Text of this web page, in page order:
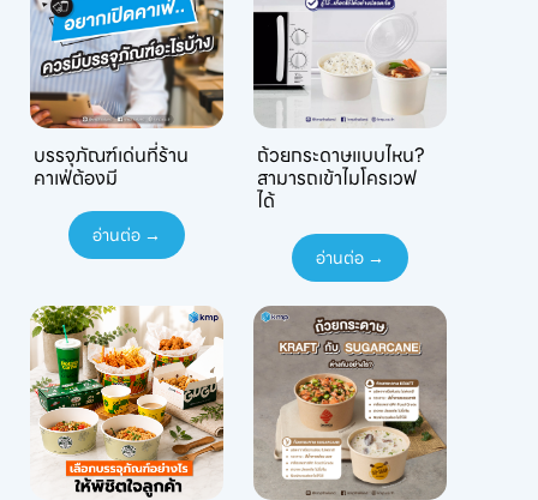
บรรจุภัณฑ์เด่นที่ร้าน
คาเฟ่ต้องมี
อ่านต่อ →
ถ้วยกระดาษแบบไหน?
สามารถเข้าไมโครเวฟ
ได้
อ่านต่อ →